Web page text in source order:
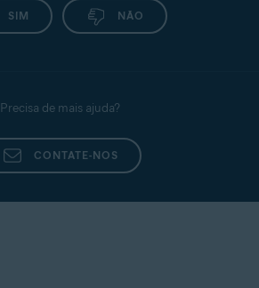
SIM NÃO
Precisa de mais ajuda?
CONTATE-NOS